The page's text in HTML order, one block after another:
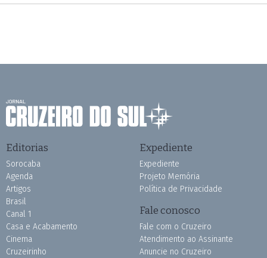
Editorias
Sorocaba
Agenda
Artigos
Brasil
Canal 1
Casa e Acabamento
Cinema
Cruzeirinho
Expediente
Expediente
Projeto Memória
Política de Privacidade
Fale conosco
Fale com o Cruzeiro
Atendimento ao Assinante
Anuncie no Cruzeiro